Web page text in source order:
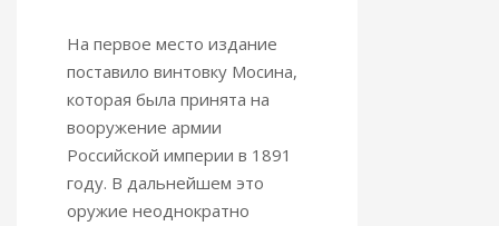
На первое место издание
поставило винтовку Мосина,
которая была принята на
вооружение армии
Российской империи в 1891
году. В дальнейшем это
оружие неоднократно